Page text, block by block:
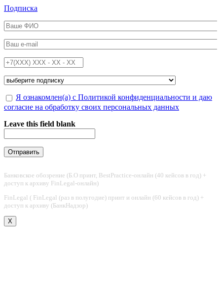
Перейти к основному содержанию
Подписка
ФИО*
Email*
Телефон*
Подписка на*
Обработка персональных данных*
Я ознакомлен(а) с Политикой конфиденциальности и даю
согласие на обработку своих персональных данных
Leave this field blank
Банковское обозрение (Б.О принт, BestPractice-онлайн (40 кейсов в год) +
доступ к архиву FinLegal-онлайн)
FinLegal ( FinLegal (раз в полугодие) принт и онлайн (60 кейсов в год) +
доступ к архиву (БанкНадзор)
X